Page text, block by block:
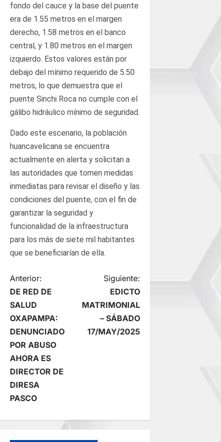
fondo del cauce y la base del puente
era de 1.55 metros en el margen
derecho, 1.58 metros en el banco
central, y 1.80 metros en el margen
izquierdo. Estos valores están por
debajo del mínimo requerido de 5.50
metros, lo que demuestra que el
puente Sinchi Roca no cumple con el
gálibo hidráulico mínimo de seguridad.
Dado este escenario, la población
huancavelicana se encuentra
actualmente en alerta y solicitan a
las autoridades que tomen medidas
inmediatas para revisar el diseño y las
condiciones del puente, con el fin de
garantizar la seguridad y
funcionalidad de la infraestructura
para los más de siete mil habitantes
que se beneficiarían de ella.
N
a
v
e
g
a
c
i
Anterior:
DE RED DE
SALUD
OXAPAMPA:
DENUNCIADO
POR ABUSO
AHORA ES
DIRECTOR DE
DIRESA
PASCO
Siguiente:
EDICTO
MATRIMONIAL
– SÁBADO
17/MAY/2025